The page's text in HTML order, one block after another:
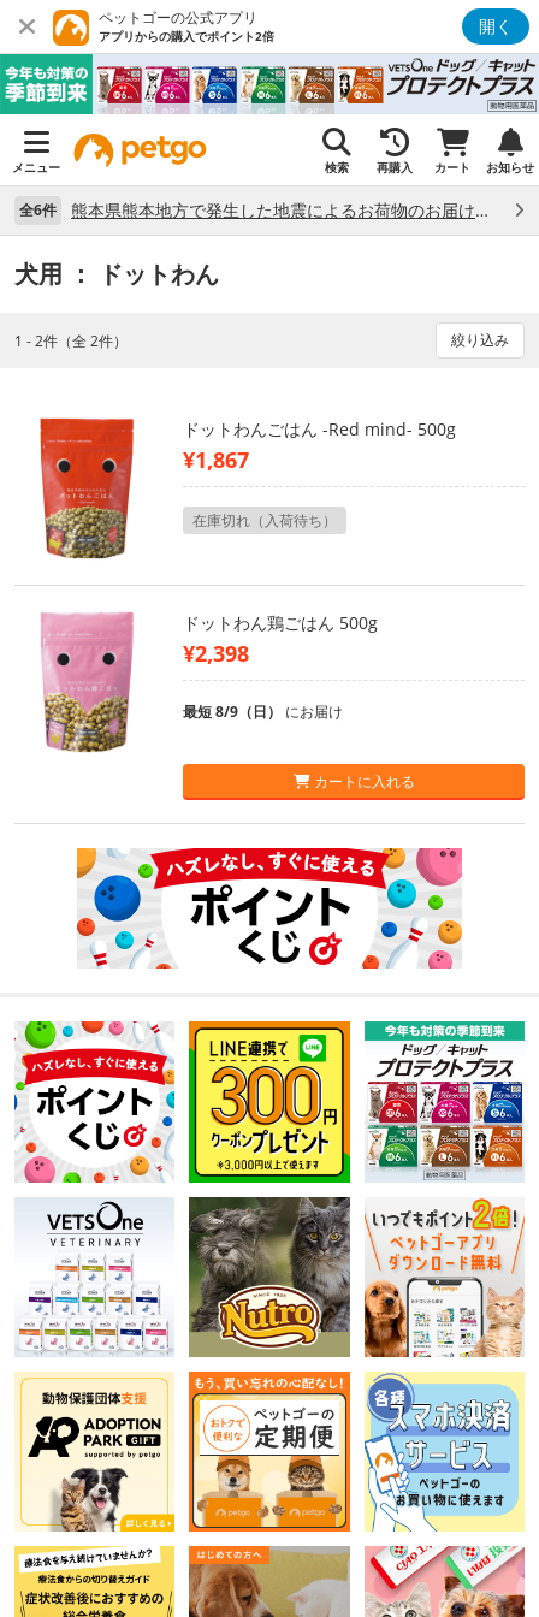
ペットゴーの公式アプリ
アプリからの購入でポイント2倍 開く
メニュー 検索 再購入 カート お知らせ
全6件 熊本県熊本地方で発生した地震によるお荷物のお届け状況について （7/28）
犬用 ： ドットわん
1 - 2件（全 2件） 絞り込み
ドットわんごはん -Red mind- 500g
¥1,867
在庫切れ（入荷待ち）
ドットわん鶏ごはん 500g
¥2,398
最短 8/9（日） にお届け
カートに入れる